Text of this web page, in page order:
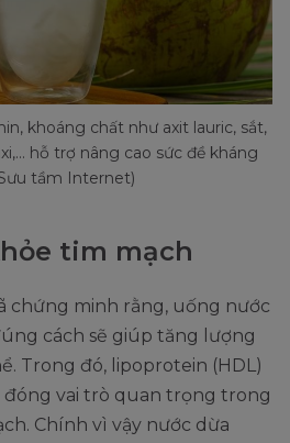
khoáng chất như axit lauric, sắt,
hỗ trợ nâng cao sức đề kháng
tầm Internet)
tim mạch
chứng minh rằng, uống nước
cách sẽ giúp tăng lượng
Trong đó, lipoprotein (HDL)
đóng vai trò quan trọng trong
Chính vì vậy nước dừa